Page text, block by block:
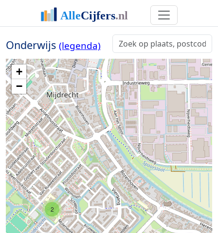
Onderwijs (legenda)
2
+
−